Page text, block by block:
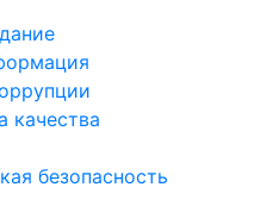
качества
безопасность